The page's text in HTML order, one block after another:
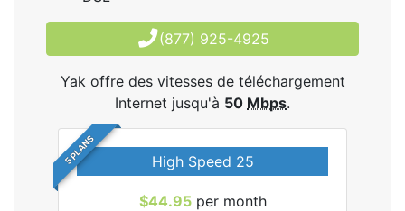
(877) 925-4925
Yak offre des vitesses de téléchargement
Internet jusqu'à 50 Mbps.
5 PLANS High Speed 25
$44.95per month